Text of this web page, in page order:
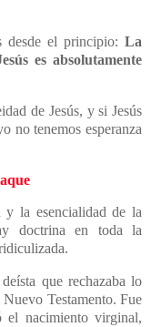
desde el principio: La
es absolutamente
de Jesús, y si Jesús
no tenemos esperanza
y la esencialidad de la
doctrina en toda la
que rechazaba lo
Testamento. Fue
nacimiento virginal,